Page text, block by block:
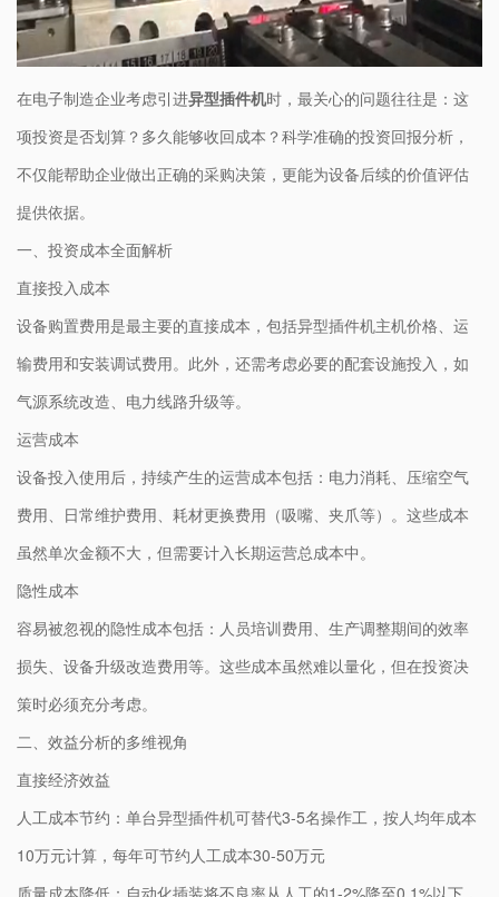
在电子制造企业考虑引进异型插件机时，最关心的问题往往是：这
项投资是否划算？多久能够收回成本？科学准确的投资回报分析，
不仅能帮助企业做出正确的采购决策，更能为设备后续的价值评估
提供依据。
一、投资成本全面解析
直接投入成本
设备购置费用是最主要的直接成本，包括异型插件机主机价格、运
输费用和安装调试费用。此外，还需考虑必要的配套设施投入，如
气源系统改造、电力线路升级等。
运营成本
设备投入使用后，持续产生的运营成本包括：电力消耗、压缩空气
费用、日常维护费用、耗材更换费用（吸嘴、夹爪等）。这些成本
虽然单次金额不大，但需要计入长期运营总成本中。
隐性成本
容易被忽视的隐性成本包括：人员培训费用、生产调整期间的效率
损失、设备升级改造费用等。这些成本虽然难以量化，但在投资决
策时必须充分考虑。
二、效益分析的多维视角
直接经济效益
人工成本节约：单台异型插件机可替代3-5名操作工，按人均年成本
10万元计算，每年可节约人工成本30-50万元